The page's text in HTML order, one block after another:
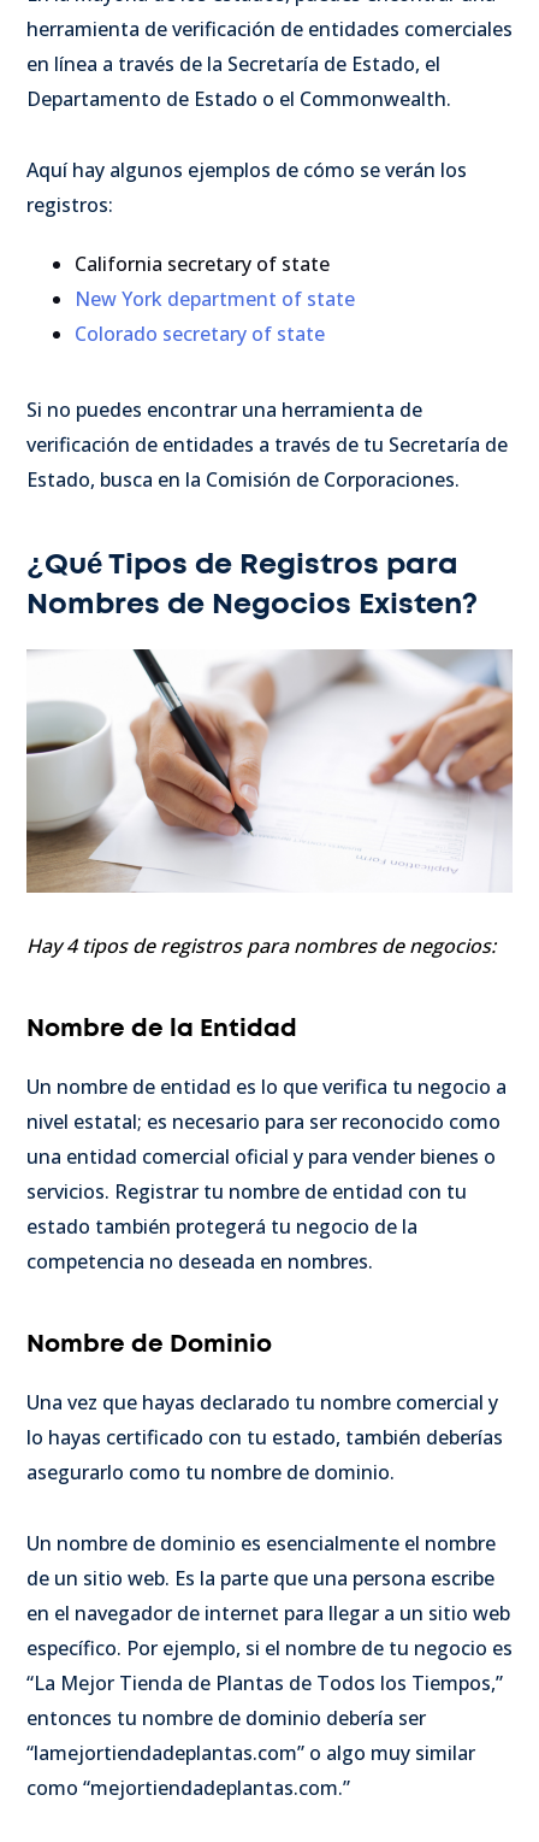
herramienta de verificación de entidades comerciales
en línea a través de la Secretaría de Estado, el
Departamento de Estado o el Commonwealth.
Aquí hay algunos ejemplos de cómo se verán los
registros:
California secretary of state
New York department of state
Colorado secretary of state
Si no puedes encontrar una herramienta de
verificación de entidades a través de tu Secretaría de
Estado, busca en la Comisión de Corporaciones.
¿Qué Tipos de Registros para
Nombres de Negocios Existen?
Hay 4 tipos de registros para nombres de negocios:
Nombre de la Entidad
Un nombre de entidad es lo que verifica tu negocio a
nivel estatal; es necesario para ser reconocido como
una entidad comercial oficial y para vender bienes o
servicios. Registrar tu nombre de entidad con tu
estado también protegerá tu negocio de la
competencia no deseada en nombres.
Nombre de Dominio
Una vez que hayas declarado tu nombre comercial y
lo hayas certificado con tu estado, también deberías
asegurarlo como tu nombre de dominio.
Un nombre de dominio es esencialmente el nombre
de un sitio web. Es la parte que una persona escribe
en el navegador de internet para llegar a un sitio web
específico. Por ejemplo, si el nombre de tu negocio es
“La Mejor Tienda de Plantas de Todos los Tiempos,”
entonces tu nombre de dominio debería ser
“lamejortiendadeplantas.com” o algo muy similar
como “mejortiendadeplantas.com.”